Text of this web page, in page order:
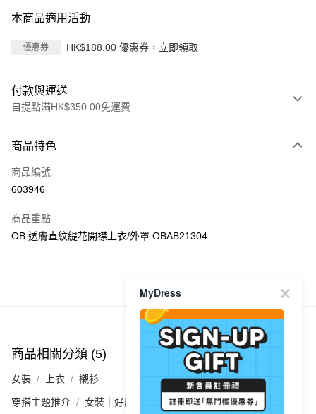
本商品適用活動
優惠券 HK$188.00 優惠券，立即領取
付款與運送
自提點滿HK$350.00免運費
信用卡
Apple Pay
PayMe
每筆HK$40.00，滿HK$350.00或以上免運費
付款後順豐站及營業點
每筆HK$40.00，滿HK$350.00或以上免運費
付款後順豐合作便利店
商品特色
商品編號
603946
商品重點
OB 透膚直紋緹花開襟上衣/外罩 OBAB21304
商品推薦
商品相關分類 (5)
女裝 上衣 襯衫
穿搭主題推介 女裝｜好感穿搭 氣質裙裝💕
MyDress